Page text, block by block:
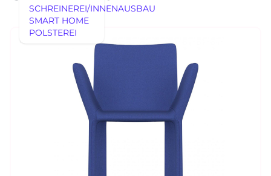
SCHREINEREI/INNENAUSBAU
SMART HOME
POLSTEREI
UNSERE EXPERTISE
UNSERE EXPERTISE
AUSSTELLUNGSSTÜCKE
AUSSTELLUNGSSTÜCKE
MÖBEL